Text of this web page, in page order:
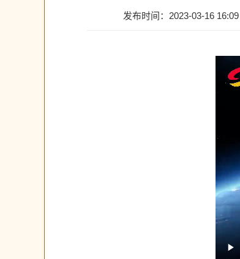
发布时间：2023-03-16 16:09